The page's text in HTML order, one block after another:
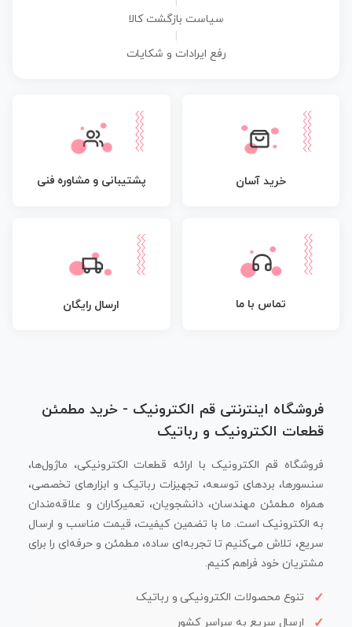
سیاست بازگشت کالا
رفع ایرادات و شکایات
خرید آسان پشتیبانی و مشاوره فنی
تماس با ما ارسال رایگان
فروشگاه اینترنتی قم الکترونیک - خرید مطمئن
قطعات الکترونیک و رباتیک
فروشگاه قم الکترونیک با ارائه قطعات الکترونیکی، ماژول‌ها،
سنسورها، بردهای توسعه، تجهیزات رباتیک و ابزارهای تخصصی،
همراه مطمئن مهندسان، دانشجویان، تعمیرکاران و علاقه‌مندان
به الکترونیک است. ما با تضمین کیفیت، قیمت مناسب و ارسال
سریع، تلاش می‌کنیم تا تجربه‌ای ساده، مطمئن و حرفه‌ای را برای
مشتریان خود فراهم کنیم.
تنوع محصولات الکترونیکی و رباتیک
ارسال سریع به سراسر کشور